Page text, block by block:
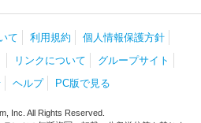
て 利用規約
個人情報保護方針
リンクについて
グループサイト
ヘルプ PC版で見る
Inc. All Rights Reserved.